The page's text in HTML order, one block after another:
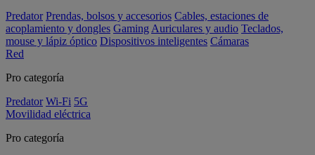
Predator Prendas, bolsos y accesorios Cables, estaciones de
acoplamiento y dongles Gaming Auriculares y audio Teclados,
mouse y lápiz óptico Dispositivos inteligentes Cámaras
Red
Pro categoría
Predator Wi-Fi 5G
Movilidad eléctrica
Pro categoría